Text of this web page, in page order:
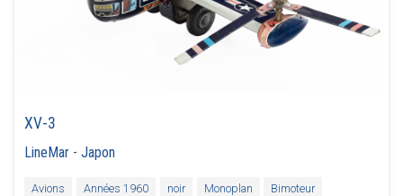
XV-3
LineMar -Japon
Avions Années 1960 noir Monoplan Bimoteur